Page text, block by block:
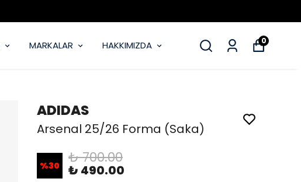
MARKALAR HAKKIMIZDA 0
ADIDAS
Arsenal 25/26 Forma (Saka)
%30 ₺ 700.00
₺ 490.00